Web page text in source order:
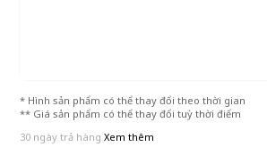
* Hình sản phẩm có thể thay đổi theo thời gian
** Giá sản phẩm có thể thay đổi tuỳ thời điểm
30 ngày trả hàng Xem thêm